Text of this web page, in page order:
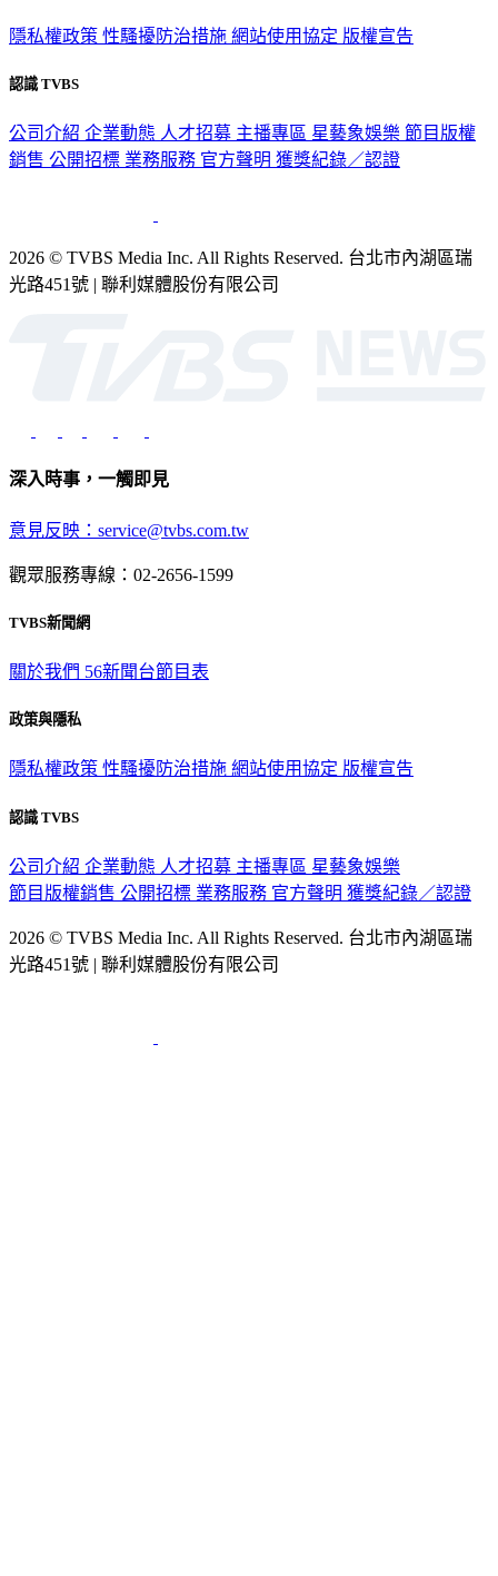
隱私權政策 性騷擾防治措施 網站使用協定 版權宣告
認識 TVBS
公司介紹 企業動態 人才招募 主播專區 星藝象娛樂 節目版權
銷售 公開招標 業務服務 官方聲明 獲獎紀錄／認證
2026 © TVBS Media Inc. All Rights Reserved. 台北市內湖區瑞
光路451號 | 聯利媒體股份有限公司
深入時事，一觸即見
意見反映：service@tvbs.com.tw
觀眾服務專線：02-2656-1599
TVBS新聞網
關於我們 56新聞台節目表
政策與隱私
隱私權政策 性騷擾防治措施 網站使用協定 版權宣告
認識 TVBS
公司介紹 企業動態 人才招募 主播專區 星藝象娛樂
節目版權銷售 公開招標 業務服務 官方聲明 獲獎紀錄／認證
2026 © TVBS Media Inc. All Rights Reserved. 台北市內湖區瑞
光路451號 | 聯利媒體股份有限公司